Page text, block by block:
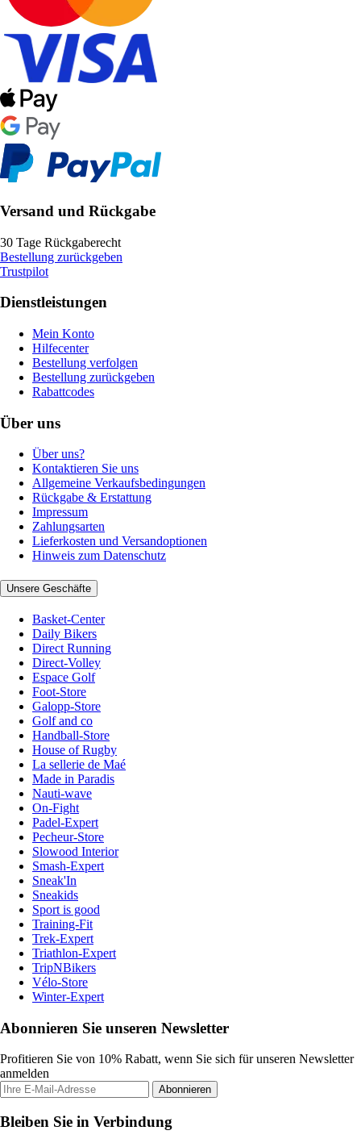
Versand und Rückgabe
30 Tage Rückgaberecht
Bestellung zurückgeben
Trustpilot
Dienstleistungen
Mein Konto
Hilfecenter
Bestellung verfolgen
Bestellung zurückgeben
Rabattcodes
Über uns
Über uns?
Kontaktieren Sie uns
Allgemeine Verkaufsbedingungen
Rückgabe & Erstattung
Impressum
Zahlungsarten
Lieferkosten und Versandoptionen
Hinweis zum Datenschutz
Unsere Geschäfte
Basket-Center
Daily Bikers
Direct Running
Direct-Volley
Espace Golf
Foot-Store
Galopp-Store
Golf and co
Handball-Store
House of Rugby
La sellerie de Maé
Made in Paradis
Nauti-wave
On-Fight
Padel-Expert
Pecheur-Store
Slowood Interior
Smash-Expert
Sneak'In
Sneakids
Sport is good
Training-Fit
Trek-Expert
Triathlon-Expert
TripNBikers
Vélo-Store
Winter-Expert
Abonnieren Sie unseren Newsletter
Profitieren Sie von 10% Rabatt, wenn Sie sich für unseren Newsletter
anmelden
Abonnieren
Bleiben Sie in Verbindung